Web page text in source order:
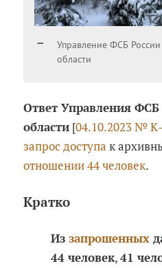
Управление ФСБ
области
Ответ Управления
области [04.10.2023 №
запрос доступа к
отношении 44 человек.
Кратко
Иззапрошенных
44 человек,41